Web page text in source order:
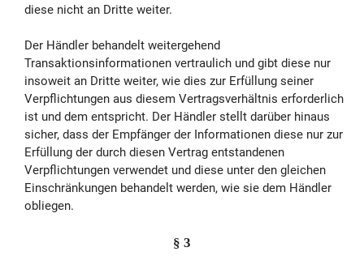
diese nicht an Dritte weiter.
Der Händler behandelt weitergehend
Transaktionsinformationen vertraulich und gibt diese nur
insoweit an Dritte weiter, wie dies zur Erfüllung seiner
Verpflichtungen aus diesem Vertragsverhältnis erforderlich
ist und dem entspricht. Der Händler stellt darüber hinaus
sicher, dass der Empfänger der Informationen diese nur zur
Erfüllung der durch diesen Vertrag entstandenen
Verpflichtungen verwendet und diese unter den gleichen
Einschränkungen behandelt werden, wie sie dem Händler
obliegen.
§ 3